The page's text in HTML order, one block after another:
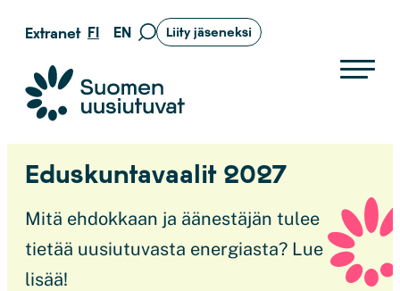
Siirry
sisältöön
Extranet FI EN
Siirry
Liity jäseneksi
Suomen uusiutuvat ry
Eduskuntavaalit 2027
Mitä ehdokkaan ja äänestäjän tulee
tietää uusiutuvasta energiasta? Lue
lisää!